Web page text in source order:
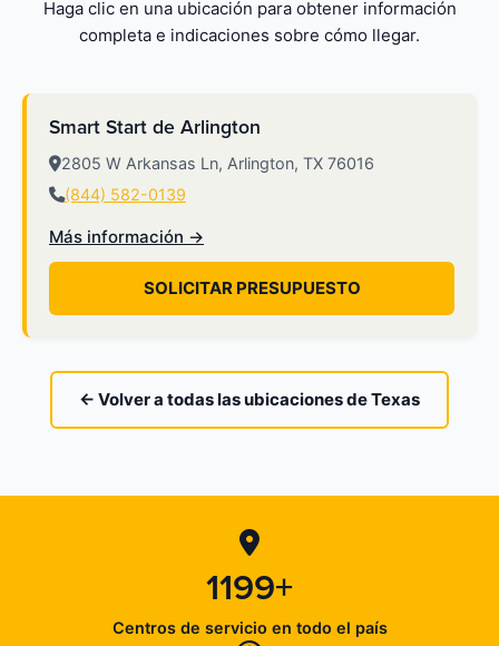
Haga clic en una ubicación para obtener información
completa e indicaciones sobre cómo llegar.
Smart Start de Arlington
2805 W Arkansas Ln, Arlington, TX 76016
(844) 582-0139
Más información →
SOLICITAR PRESUPUESTO
← Volver a todas las ubicaciones de Texas
1199+
Centros de servicio en todo el país